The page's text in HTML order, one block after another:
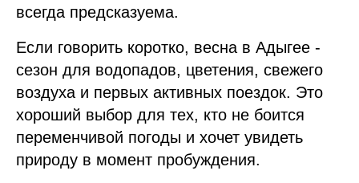
всегда предсказуема.
Если говорить коротко, весна в Адыгее -
сезон для водопадов, цветения, свежего
воздуха и первых активных поездок. Это
хороший выбор для тех, кто не боится
переменчивой погоды и хочет увидеть
природу в момент пробуждения.